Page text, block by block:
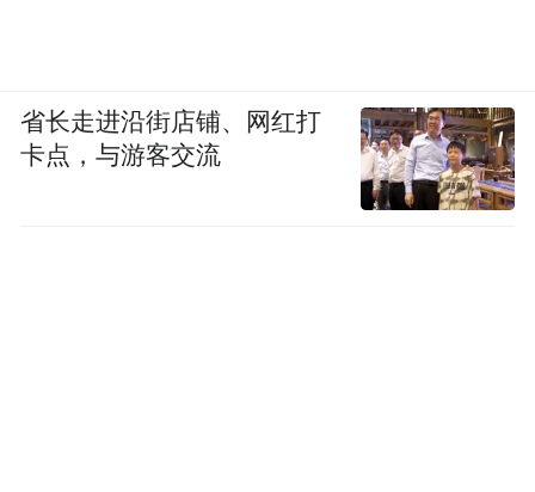
省长走进沿街店铺、网红打
卡点，与游客交流